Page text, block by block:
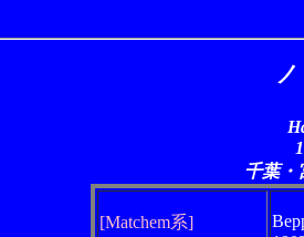
千葉・
[Matchem系]